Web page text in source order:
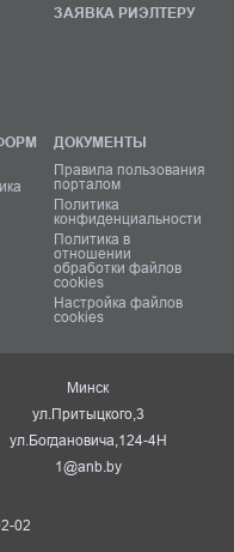
ЗАЯВКА РИЭЛТЕРУ
ДОКУМЕНТЫ
Правила пользования
порталом
Политика
конфиденциальности
Политика в
отношении
обработки файлов
cookies
Настройка файлов
cookies
Минск
ул.Притыцкого,3
ул.Богдановича,124-4Н
1@anb.by
02